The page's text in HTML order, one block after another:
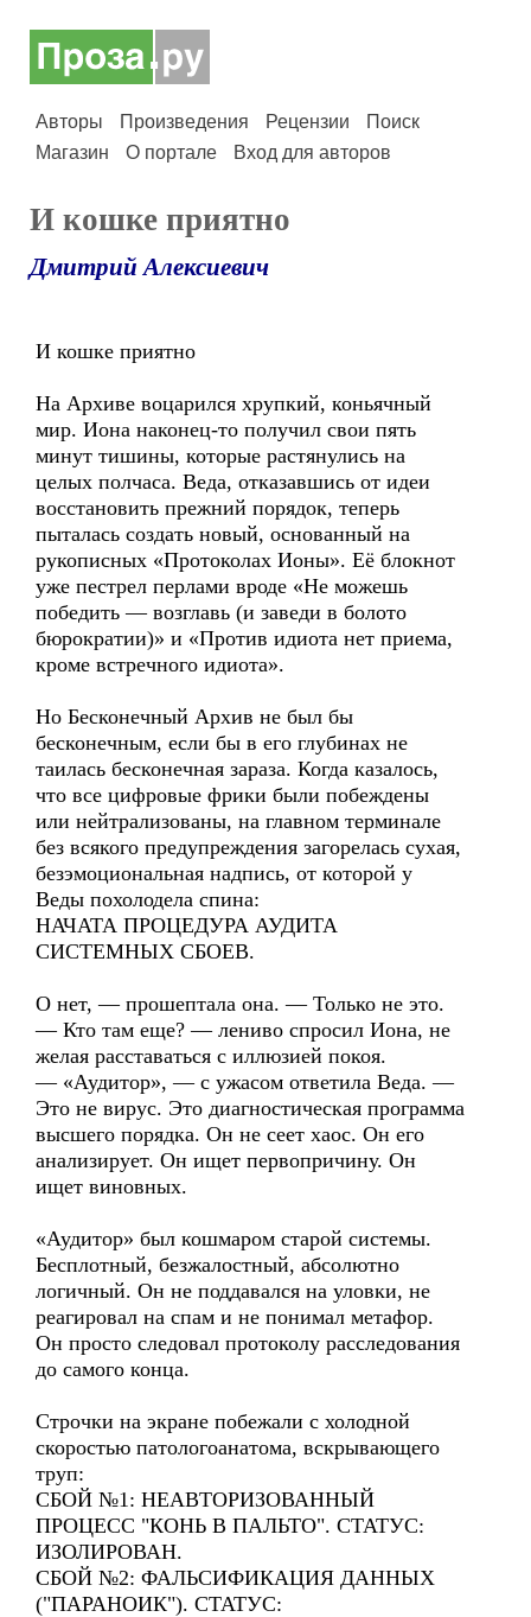
Авторы Произведения Рецензии
Поиск
Магазин
О портале Вход для авторов
И кошке приятно
Дмитрий Алексиевич
И кошке приятно
На Архиве воцарился хрупкий, коньячный
мир. Иона наконец-то получил свои пять
минут тишины, которые растянулись на
целых полчаса. Веда, отказавшись от идеи
восстановить прежний порядок, теперь
пыталась создать новый, основанный на
рукописных «Протоколах Ионы». Её блокнот
уже пестрел перлами вроде «Не можешь
победить — возглавь (и заведи в болото
бюрократии)» и «Против идиота нет приема,
кроме встречного идиота».
Но Бесконечный Архив не был бы
бесконечным, если бы в его глубинах не
таилась бесконечная зараза. Когда казалось,
что все цифровые фрики были побеждены
или нейтрализованы, на главном терминале
без всякого предупреждения загорелась сухая,
безэмоциональная надпись, от которой у
Веды похолодела спина:
НАЧАТА ПРОЦЕДУРА АУДИТА
СИСТЕМНЫХ СБОЕВ.
О нет, — прошептала она. — Только не это.
— Кто там еще? — лениво спросил Иона, не
желая расставаться с иллюзией покоя.
— «Аудитор», — с ужасом ответила Веда. —
Это не вирус. Это диагностическая программа
высшего порядка. Он не сеет хаос. Он его
анализирует. Он ищет первопричину. Он
ищет виновных.
«Аудитор» был кошмаром старой системы.
Бесплотный, безжалостный, абсолютно
логичный. Он не поддавался на уловки, не
реагировал на спам и не понимал метафор.
Он просто следовал протоколу расследования
до самого конца.
Строчки на экране побежали с холодной
скоростью патологоанатома, вскрывающего
труп:
СБОЙ №1: НЕАВТОРИЗОВАННЫЙ
ПРОЦЕСС "КОНЬ В ПАЛЬТО". СТАТУС:
ИЗОЛИРОВАН.
СБОЙ №2: ФАЛЬСИФИКАЦИЯ ДАННЫХ
("ПАРАНОИК"). СТАТУС: